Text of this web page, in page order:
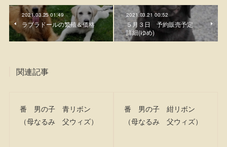
2021.03.25 01:49
ラブラドールの繁殖＆価格
2021.03.21 00:52
５月３日 予約販売予定
詳細(ゆめ)
関連記事
番 男の子 青リボン
（母なるみ 父ウィズ）
番 男の子 紺リボン
（母なるみ 父ウィズ）